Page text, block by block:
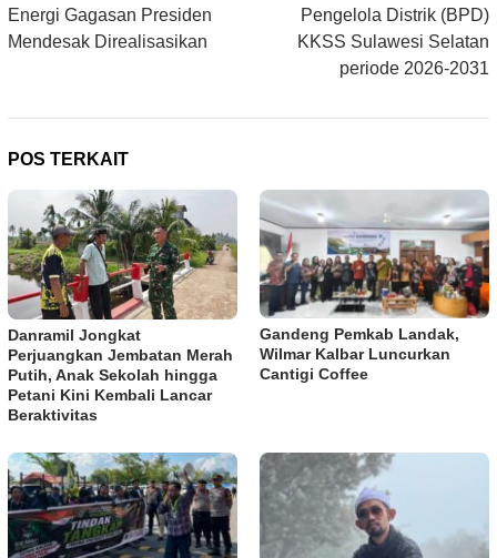
Energi Gagasan Presiden
Mendesak Direalisasikan
Pengelola Distrik (BPD)
KKSS Sulawesi Selatan
periode 2026-2031
POS TERKAIT
Danramil Jongkat
Perjuangkan Jembatan Merah
Putih, Anak Sekolah hingga
Petani Kini Kembali Lancar
Beraktivitas
Gandeng Pemkab Landak,
Wilmar Kalbar Luncurkan
Cantigi Coffee